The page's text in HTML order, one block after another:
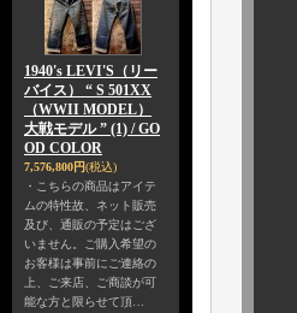
1940's LEVI'S（リー
バイス） “ S 501XX
（WWII MODEL）
大戦モデル ” (1) / GO
OD COLOR
7,576,800円(税込)
・こちらの商品はアイテ
ムの特性故、ネット販売
及び、通販の予定はござ
いません。ご購入希望の
お客様は事前にご連絡の
上、ご来店、ご商談が可
能な方と限らせて頂…